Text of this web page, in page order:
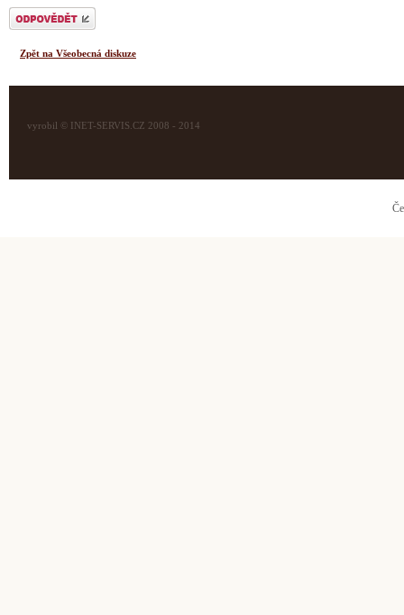
Odeslat odpověď
Zpět na Všeobecná diskuze
vyrobil © INET-SERVIS.CZ 2008 - 2014